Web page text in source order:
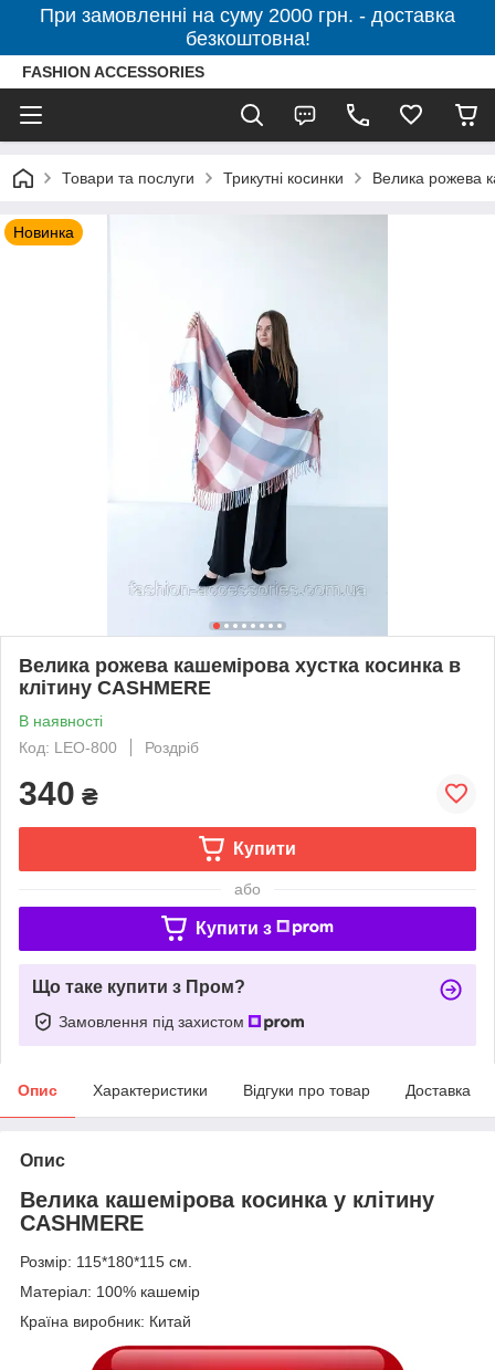
При замовленні на суму 2000 грн. - доставка
безкоштовна!
FASHION ACCESSORIES
Товари та послуги Трикутні косинки Велика рожева
Новинка
Велика рожева кашемірова хустка косинка в
клітину CASHMERE
В наявності
Код: LEO-800
Роздріб
340 ₴
Купити
або
Купити з
Що таке купити з Пром?
Замовлення під захистом
Опис Характеристики Відгуки про товар Доставка
Опис
Велика кашемірова косинка у клітину
CASHMERE
Розмір: 115*180*115 см.
Матеріал: 100% кашемір
Країна виробник: Китай